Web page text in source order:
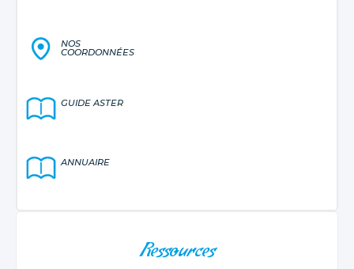
NOS
COORDONNÉES
GUIDE ASTER
ANNUAIRE
Ressources